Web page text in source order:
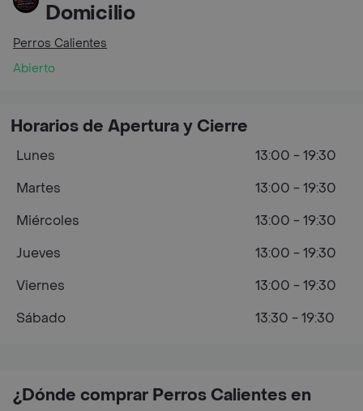
Domicilio
Perros Calientes
Abierto
¿Dónde comprar Perros Calientes en
Horarios de Apertura y Cierre
Lunes
13:00 - 19:30
Martes
13:00 - 19:30
Miércoles
13:00 - 19:30
Jueves
13:00 - 19:30
Viernes
13:00 - 19:30
Sábado
13:30 - 19:30